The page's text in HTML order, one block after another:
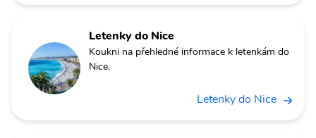
Letenky do Nice
Koukni na přehledné informace k letenkám do
Nice.
Letenky do Nice